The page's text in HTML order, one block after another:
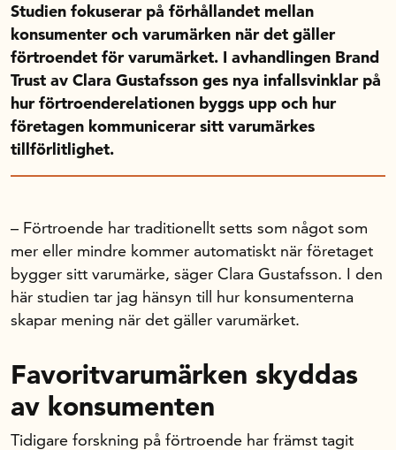
Sök anslag
Forskningsprojekt
Postdoc-stöd
Handelns studentuppsatspris
Infrastrukturellt stöd
Planeringsanslag
Unga forskare
Forskningssatsningar
Kompetens och omställning
Kalender
– Förtroende har traditionellt setts som något som
mer eller mindre kommer automatiskt när företaget
bygger sitt varumärke, säger Clara Gustafsson. I den
här studien tar jag hänsyn till hur konsumenterna
skapar mening när det gäller varumärket.
Favoritvarumärken skyddas
av konsumenten
Tidigare forskning på förtroende har främst tagit
Studien fokuserar på förhållandet mellan
konsumenter och varumärken när det gäller
förtroendet för varumärket. I avhandlingen Brand
Trust av Clara Gustafsson ges nya infallsvinklar på
hur förtroenderelationen byggs upp och hur
företagen kommunicerar sitt varumärkes
tillförlitlighet.